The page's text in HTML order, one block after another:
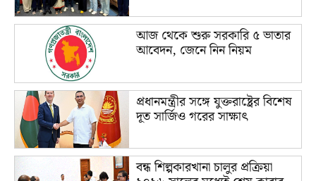
আজ থেকে শুরু সরকারি ৫ ভাতার
আবেদন, জেনে নিন নিয়ম
প্রধানমন্ত্রীর সঙ্গে যুক্তরাষ্ট্রের বিশেষ
দূত সার্জিও গরের সাক্ষাৎ
বন্ধ শিল্পকারখানা চালুর প্রক্রিয়া